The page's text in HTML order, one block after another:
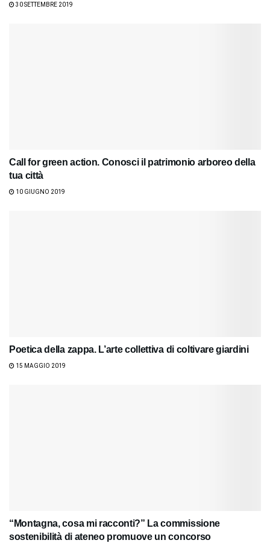
30 SETTEMBRE 2019
Call for green action. Conosci il patrimonio arboreo della
tua città
10 GIUGNO 2019
Poetica della zappa. L’arte collettiva di coltivare giardini
15 MAGGIO 2019
“Montagna, cosa mi racconti?” La commissione
sostenibilità di ateneo promuove un concorso